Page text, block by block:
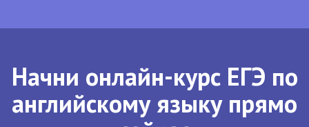
Начни онлайн-курс ЕГЭ по
английскому языку прямо